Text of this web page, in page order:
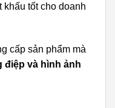
khấu tốt cho doanh
cấp sản phẩm mà
điệp và hình ảnh